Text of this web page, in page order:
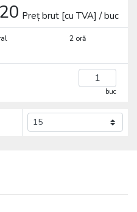
Preț brut [cu TVA] / buc
2 oră
buc